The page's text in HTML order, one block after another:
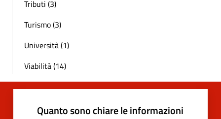
Tributi (3)
Turismo (3)
Università (1)
Viabilità (14)
Quanto sono chiare le informazioni